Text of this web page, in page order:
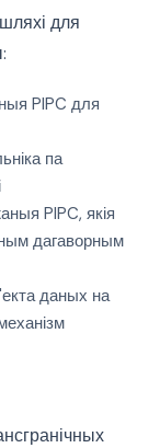
для
PIPC для
па
PIPC, якія
дагаворным
даных на